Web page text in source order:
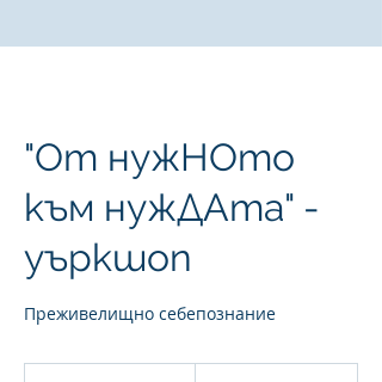
"От нужНОто
към нужДАта" -
уъркшоп
Преживелищно себепознание